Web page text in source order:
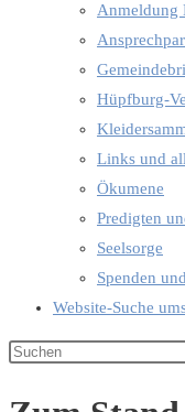
Anmeldung
Hüpfburg-
Links und
Ökumene
Predigten
Seelsorge
Spenden
Website-Suche